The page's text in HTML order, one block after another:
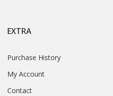
EXTRA
Purchase History
My Account
Contact